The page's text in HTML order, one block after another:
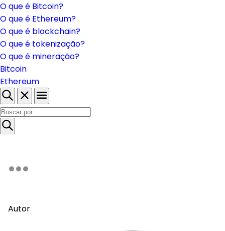
O que é Bitcoin?
O que é Ethereum?
O que é blockchain?
O que é tokenização?
O que é mineração?
Bitcoin
Ethereum
Autor